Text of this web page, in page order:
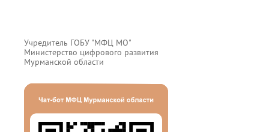
Учредитель ГОБУ "МФЦ МО"
Министерство цифрового развития
Мурманской области